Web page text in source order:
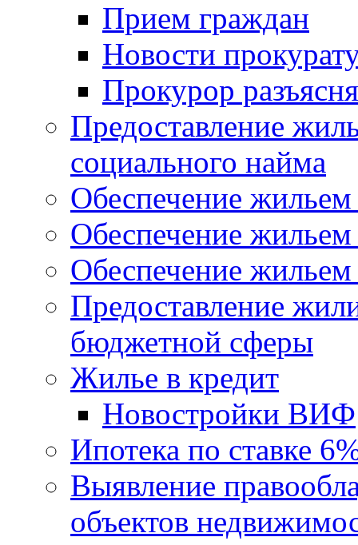
Прием граждан
Новости
Прокурор
Предоставление
социального найма
Обеспечение
Обеспечение
Обеспечение жильем
Предоставление
бюджетной сферы
Жилье в кредит
Новостройки ВИФ
Ипотека по ставке
Выявление
объектов